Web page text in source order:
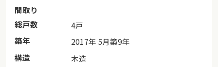
間取り
総戸数
4戸
築年
2017年 5月築9年
構造
木造